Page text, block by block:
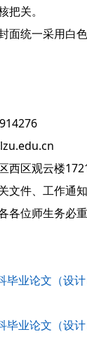
关。
面统一采用白
西区观云楼
文件、工作通
各位师生务必
毕业论文（设
毕业论文（设